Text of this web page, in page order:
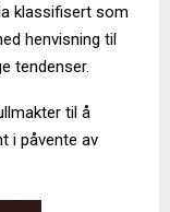
klassifisert som
henvisning til
tendenser.
til å
i påvente av